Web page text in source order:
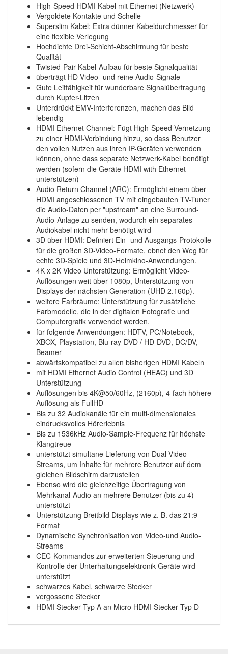
High-Speed-HDMI-Kabel mit Ethernet (Netzwerk)
Vergoldete Kontakte und Schelle
Superslim Kabel: Extra dünner Kabeldurchmesser für
eine flexible Verlegung
Hochdichte Drei-Schicht-Abschirmung für beste
Qualität
Twisted-Pair Kabel-Aufbau für beste Signalqualität
überträgt HD Video- und reine Audio-Signale
Gute Leitfähigkeit für wunderbare Signalübertragung
durch Kupfer-Litzen
Unterdrückt EMV-Interferenzen, machen das Bild
lebendig
HDMI Ethernet Channel: Fügt High-Speed-Vernetzung
zu einer HDMI-Verbindung hinzu, so dass Benutzer
den vollen Nutzen aus ihren IP-Geräten verwenden
können, ohne dass separate Netzwerk-Kabel benötigt
werden (sofern die Geräte HDMI with Ethernet
unterstützen)
Audio Return Channel (ARC): Ermöglicht einem über
HDMI angeschlossenen TV mit eingebauten TV-Tuner
die Audio-Daten per "upstream" an eine Surround-
Audio-Anlage zu senden, wodurch ein separates
Audiokabel nicht mehr benötigt wird
3D über HDMI: Definiert Ein- und Ausgangs-Protokolle
für die großen 3D-Video-Formate, ebnet den Weg für
echte 3D-Spiele und 3D-Heimkino-Anwendungen.
4K x 2K Video Unterstützung: Ermöglicht Video-
Auflösungen weit über 1080p, Unterstützung von
Displays der nächsten Generation (UHD 2.160p).
weitere Farbräume: Unterstützung für zusätzliche
Farbmodelle, die in der digitalen Fotografie und
Computergrafik verwendet werden.
für folgende Anwendungen: HDTV, PC/Notebook,
XBOX, Playstation, Blu-ray-DVD / HD-DVD, DC/DV,
Beamer
abwärtskompatibel zu allen bisherigen HDMI Kabeln
mit HDMI Ethernet Audio Control (HEAC) und 3D
Unterstützung
Auflösungen bis 4K@50/60Hz, (2160p), 4-fach höhere
Auflösung als FullHD
Bis zu 32 Audiokanäle für ein multi-dimensionales
eindrucksvolles Hörerlebnis
Bis zu 1536kHz Audio-Sample-Frequenz für höchste
Klangtreue
unterstützt simultane Lieferung von Dual-Video-
Streams, um Inhalte für mehrere Benutzer auf dem
gleichen Bildschirm darzustellen
Ebenso wird die gleichzeitige Übertragung von
Mehrkanal-Audio an mehrere Benutzer (bis zu 4)
unterstützt
Unterstützung Breitbild Displays wie z. B. das 21:9
Format
Dynamische Synchronisation von Video-und Audio-
Streams
CEC-Kommandos zur erweiterten Steuerung und
Kontrolle der Unterhaltungselektronik-Geräte wird
unterstützt
schwarzes Kabel, schwarze Stecker
vergossene Stecker
HDMI Stecker Typ A an Micro HDMI Stecker Typ D